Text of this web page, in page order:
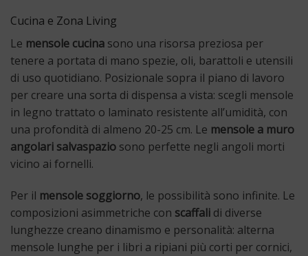
Cucina e Zona Living
Le mensole cucina sono una risorsa preziosa per
tenere a portata di mano spezie, oli, barattoli e utensili
di uso quotidiano. Posizionale sopra il piano di lavoro
per creare una sorta di dispensa a vista: scegli mensole
in legno trattato o laminato resistente all’umidità, con
una profondità di almeno 20-25 cm. Le mensole a muro
angolari salvaspazio sono perfette negli angoli morti
vicino ai fornelli.
Per il mensole soggiorno, le possibilità sono infinite. Le
composizioni asimmetriche con scaffali di diverse
lunghezze creano dinamismo e personalità: alterna
mensole lunghe per i libri a ripiani più corti per cornici,